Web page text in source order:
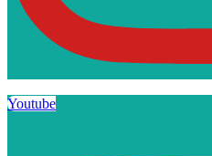
Youtube